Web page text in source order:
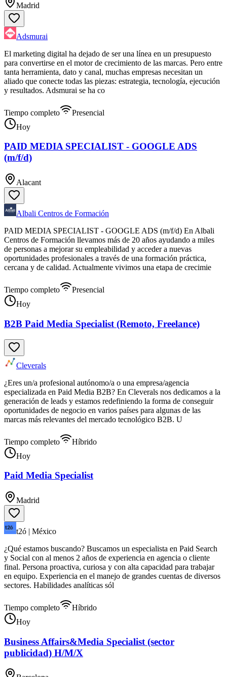
Madrid
Adsmurai
El marketing digital ha dejado de ser una línea en un presupuesto
para convertirse en el motor de crecimiento de las marcas. Pero entre
tanta herramienta, dato y canal, muchas empresas necesitan un
aliado que conecte todas las piezas: estrategia, tecnología, ejecución
y resultados. Adsmurai se ha co
Tiempo completo
Presencial
Hoy
PAID MEDIA SPECIALIST - GOOGLE ADS
(m/f/d)
Alacant
Albali Centros de Formación
PAID MEDIA SPECIALIST - GOOGLE ADS (m/f/d) En Albali
Centros de Formación llevamos más de 20 años ayudando a miles
de personas a mejorar su empleabilidad y acceder a nuevas
oportunidades profesionales a través de una formación práctica,
cercana y de calidad. Actualmente vivimos una etapa de crecimie
Tiempo completo
Presencial
Hoy
B2B Paid Media Specialist (Remoto, Freelance)
Cleverals
¿Eres un/a profesional autónomo/a o una empresa/agencia
especializada en Paid Media B2B? En Cleverals nos dedicamos a la
generación de leads y estamos redefiniendo la forma de conseguir
oportunidades de negocio en varios países para algunas de las
marcas más relevantes del mercado tecnológico B2B. U
Tiempo completo
Híbrido
Hoy
Paid Media Specialist
Madrid
t2ó | México
¿Qué estamos buscando? Buscamos un especialista en Paid Search
y Social con al menos 2 años de experiencia en agencia o cliente
final. Persona proactiva, curiosa y con alta capacidad para trabajar
en equipo. Experiencia en el manejo de grandes cuentas de diversos
sectores. Habilidades analíticas sól
Tiempo completo
Híbrido
Hoy
Business Affairs&Media Specialist (sector
publicidad) H/M/X